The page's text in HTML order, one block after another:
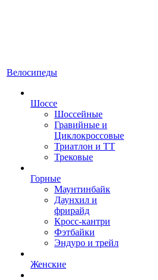
Велосипеды
Шоссе
Шоссейные
Гравийные и
Циклокроссовые
Триатлон и ТТ
Трековые
Горные
Маунтинбайк
Даунхил и
фрирайд
Кросс-кантри
Фэтбайки
Эндуро и трейл
Женские